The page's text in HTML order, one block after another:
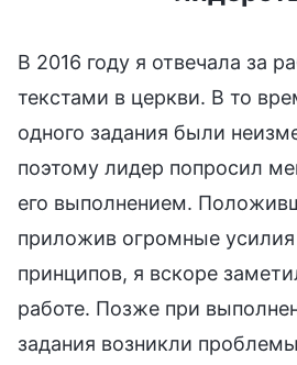
В 2016 году я отвечала за
текстами в церкви. В то
одного задания были
поэтому лидер попросил
его выполнением.
приложив огромные
принципов, я вскоре
работе. Позже при
задания возникли